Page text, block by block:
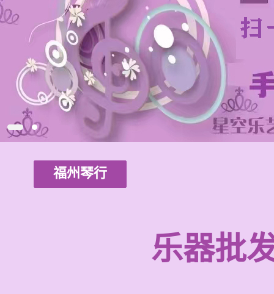
福州琴行
乐器批